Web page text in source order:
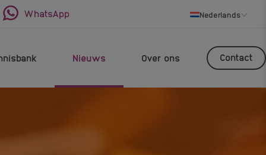
WhatsApp Nederlands
Nieuws Over ons Contact